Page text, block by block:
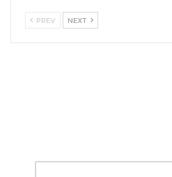
ภูมิภาค SCB 10X หวังเป็นอย่างยิ่งว่า
PREV NEXT